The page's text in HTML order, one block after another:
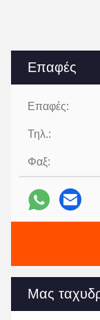
Επαφές
Επαφές:
Τηλ.:
Φαξ:
Μας